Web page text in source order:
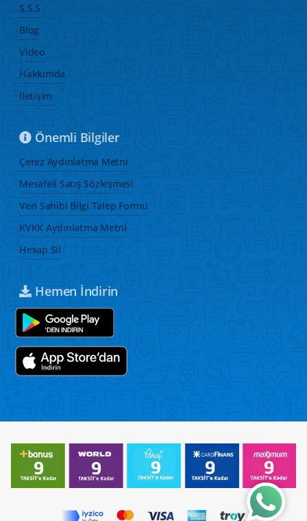
S.S.S
Blog
Video
Hakkımda
İletişim
Önemli Bilgiler
Çerez Aydınlatma Metni
Mesafeli Satış Sözleşmesi
Veri Sahibi Bilgi Talep Formu
KVKK Aydınlatma Metni
Hesap Sil
Hemen İndirin